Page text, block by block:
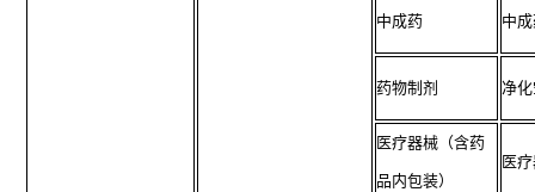
中成药 中
药物制剂 净
医疗器械（含药
品内包装）
医